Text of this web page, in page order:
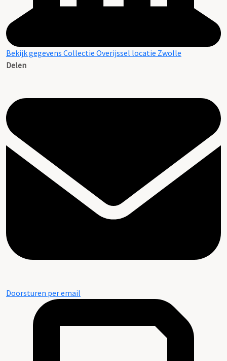
Bekijk gegevens Collectie Overijssel locatie Zwolle
Delen
Doorsturen per email